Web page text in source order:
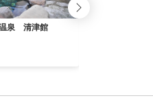
泉 清津館